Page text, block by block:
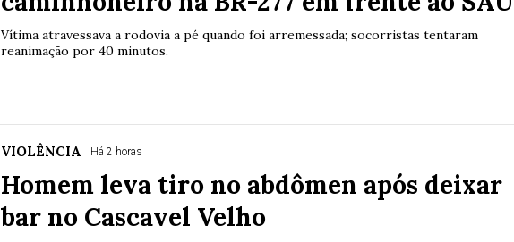
Vítima atravessava a rodovia a pé quando foi arremessada; socorristas tentaram
reanimação por 40 minutos.
VIOLÊNCIA Há 2 horas
Homem leva tiro no abdômen após deixar
bar no Cascavel Velho